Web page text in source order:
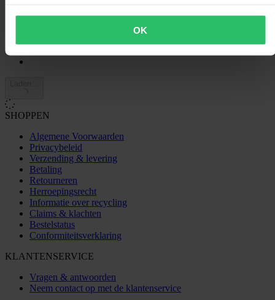
OK
SHOPPEN
Algemene Voorwaarden
Privacybeleid
Verzending & levering
Betaling
Retourneren
Herroepingsrecht
Informatie over recycling
Claims & klachten
Bestelstatus
Conformiteitsverklaring
KLANTENSERVICE
Vragen & antwoorden
Neem contact op met de klantenservice